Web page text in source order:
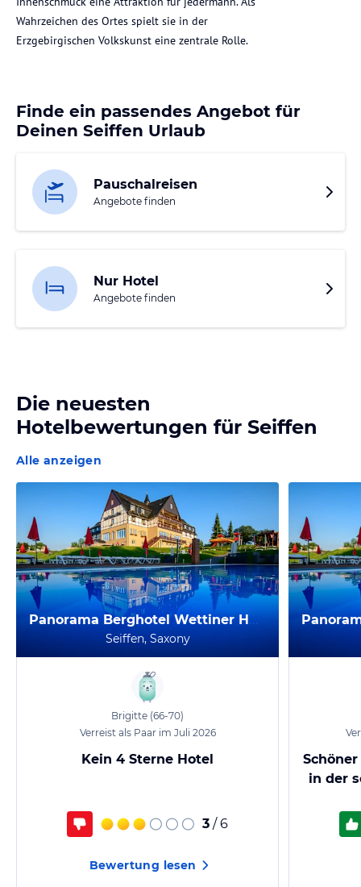
Wahrzeichen des Ortes spielt sie in der
Erzgebirgischen Volkskunst eine zentrale Rolle.
Finde ein passendes Angebot für
Deinen Seiffen Urlaub
Pauschalreisen
Angebote finden
Nur Hotel
Angebote finden
Die neuesten
Hotelbewertungen für Seiffen
Alle anzeigen
Panorama Berghotel Wettiner Höhe
Seiffen, Saxony
Brigitte (66-70)
Verreist als Paar im Juli 2026
Kein 4 Sterne Hotel
3 / 6
Bewertung lesen
in der